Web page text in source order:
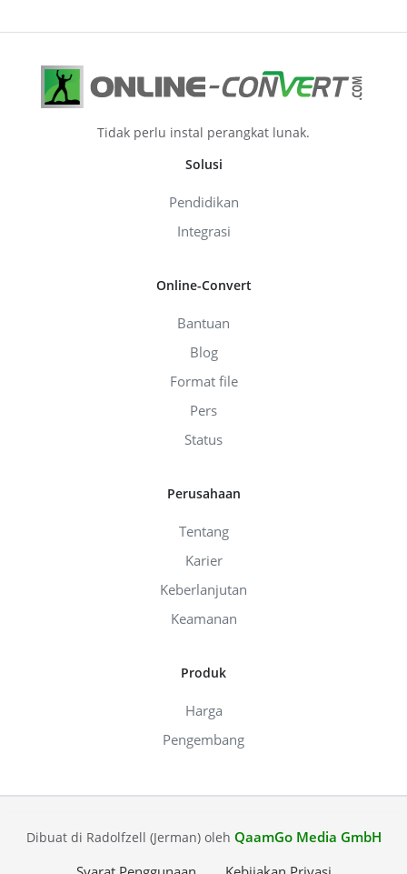
Tidak perlu instal perangkat lunak.
Solusi
Pendidikan
Integrasi
Online-Convert
Bantuan
Blog
Format file
Pers
Status
Perusahaan
Tentang
Karier
Keberlanjutan
Keamanan
Produk
Harga
Pengembang
Dibuat di Radolfzell (Jerman) oleh QaamGo Media GmbH